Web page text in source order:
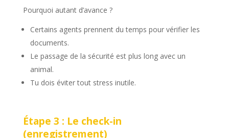
Pourquoi autant d’avance ?
Certains agents prennent du temps pour vérifier les
documents.
Le passage de la sécurité est plus long avec un
animal.
Tu dois éviter tout stress inutile.
Étape 3 : Le check-in
(enregistrement)